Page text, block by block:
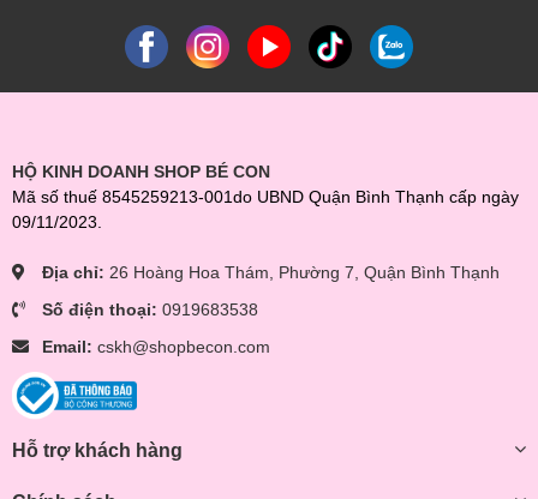
HỘ KINH DOANH SHOP BÉ CON
Mã số thuế 8545259213-001do UBND Quận Bình Thạnh cấp ngày
09/11/2023.
Địa chỉ: 26 Hoàng Hoa Thám, Phường 7, Quận Bình Thạnh
Số điện thoại: 0919683538
Email: cskh@shopbecon.com
Hỗ trợ khách hàng